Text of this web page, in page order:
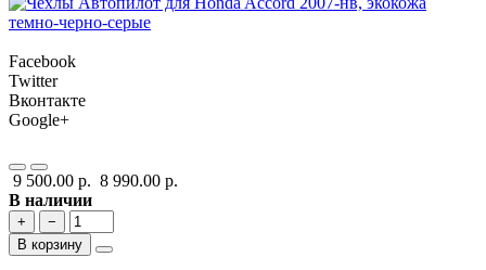
Facebook
Twitter
Вконтакте
Google+
9 500.00 р. 8 990.00 р.
В наличии
+
−
В корзину